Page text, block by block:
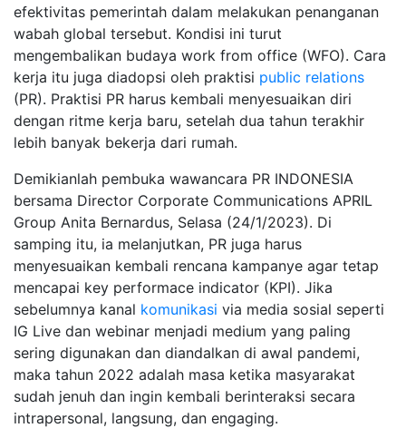
efektivitas pemerintah dalam melakukan penanganan
wabah global tersebut. Kondisi ini turut
mengembalikan budaya work from office (WFO). Cara
kerja itu juga diadopsi oleh praktisi public relations
(PR). Praktisi PR harus kembali menyesuaikan diri
dengan ritme kerja baru, setelah dua tahun terakhir
lebih banyak bekerja dari rumah.
Demikianlah pembuka wawancara PR INDONESIA
bersama Director Corporate Communications APRIL
Group Anita Bernardus, Selasa (24/1/2023). Di
samping itu, ia melanjutkan, PR juga harus
menyesuaikan kembali rencana kampanye agar tetap
mencapai key performace indicator (KPI). Jika
sebelumnya kanal komunikasi via media sosial seperti
IG Live dan webinar menjadi medium yang paling
sering digunakan dan diandalkan di awal pandemi,
maka tahun 2022 adalah masa ketika masyarakat
sudah jenuh dan ingin kembali berinteraksi secara
intrapersonal, langsung, dan engaging.